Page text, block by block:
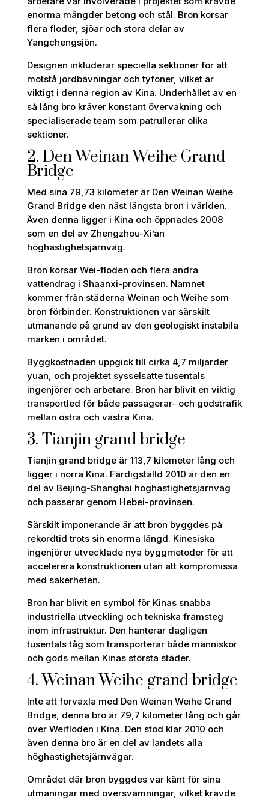
enorma mängder betong och stål. Bron korsar
flera floder, sjöar och stora delar av
Yangchengsjön.
Designen inkluderar speciella sektioner för att
motstå jordbävningar och tyfoner, vilket är
viktigt i denna region av Kina. Underhållet av en
så lång bro kräver konstant övervakning och
specialiserade team som patrullerar olika
sektioner.
2. Den Weinan Weihe Grand
Bridge
Med sina 79,73 kilometer är Den Weinan Weihe
Grand Bridge den näst längsta bron i världen.
Även denna ligger i Kina och öppnades 2008
som en del av Zhengzhou-Xi’an
höghastighetsjärnväg.
Bron korsar Wei-floden och flera andra
vattendrag i Shaanxi-provinsen. Namnet
kommer från städerna Weinan och Weihe som
bron förbinder. Konstruktionen var särskilt
utmanande på grund av den geologiskt instabila
marken i området.
Byggkostnaden uppgick till cirka 4,7 miljarder
yuan, och projektet sysselsatte tusentals
ingenjörer och arbetare. Bron har blivit en viktig
transportled för både passagerar- och godstrafik
mellan östra och västra Kina.
3. Tianjin grand bridge
Tianjin grand bridge är 113,7 kilometer lång och
ligger i norra Kina. Färdigställd 2010 är den en
del av Beijing-Shanghai höghastighetsjärnväg
och passerar genom Hebei-provinsen.
Särskilt imponerande är att bron byggdes på
rekordtid trots sin enorma längd. Kinesiska
ingenjörer utvecklade nya byggmetoder för att
accelerera konstruktionen utan att kompromissa
med säkerheten.
Bron har blivit en symbol för Kinas snabba
industriella utveckling och tekniska framsteg
inom infrastruktur. Den hanterar dagligen
tusentals tåg som transporterar både människor
och gods mellan Kinas största städer.
4. Weinan Weihe grand bridge
Inte att förväxla med Den Weinan Weihe Grand
Bridge, denna bro är 79,7 kilometer lång och går
över Weifloden i Kina. Den stod klar 2010 och
även denna bro är en del av landets alla
höghastighetsjärnvägar.
Området där bron byggdes var känt för sina
utmaningar med översvämningar, vilket krävde